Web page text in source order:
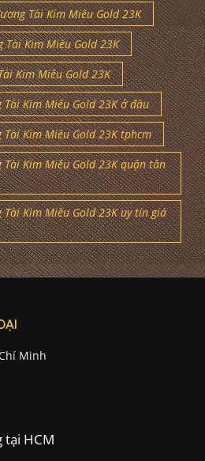
Tài Kim Miêu Gold 23K
Tài Kim Miêu Gold 23K
Kim Miêu Gold 23K
Kim Miêu Gold 23K ở đâu
Kim Miêu Gold 23K tphcm
Tài Kim Miêu Gold 23K quận tân
Tài Kim Miêu Gold 23K uy tín giá
Minh
tại HCM